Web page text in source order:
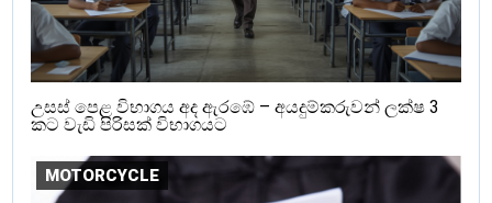
උසස් පෙළ විභාගය අද ඇරඹේ – අයදුම්කරුවන් ලක්ෂ 3
කට වැඩි පිරිසක් විභාගයට
MOTORCYCLE